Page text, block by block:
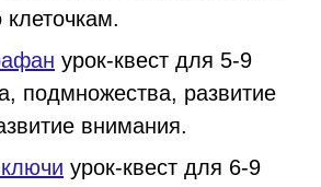
урок-квест для 5-9
подмножества, развитие
внимания.
урок-квест для 6-9